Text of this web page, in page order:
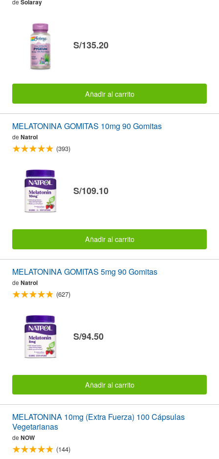
de Solaray
S/135.20
Añadir al carrito
MELATONINA GOMITAS 10mg 90 Gomitas
de Natrol
(393)
S/109.10
Añadir al carrito
MELATONINA GOMITAS 5mg 90 Gomitas
de Natrol
(627)
S/94.50
Añadir al carrito
MELATONINA 10mg (Extra Fuerza) 100 Cápsulas
Vegetarianas
de NOW
(144)